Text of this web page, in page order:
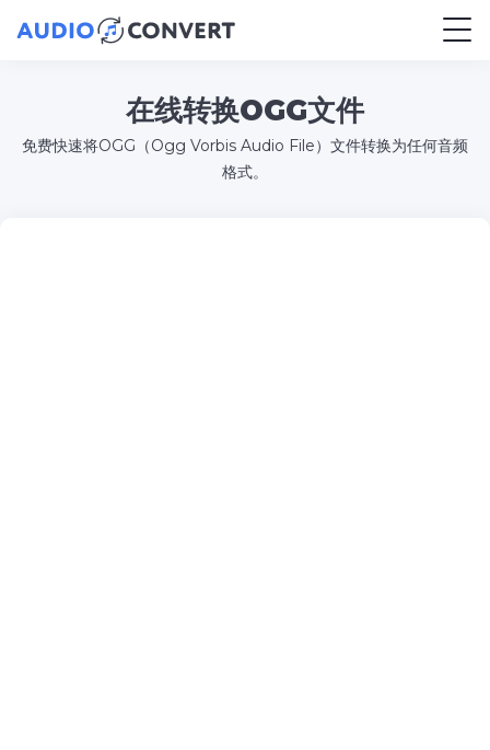
在线转换OGG文件
免费快速将OGG（Ogg Vorbis Audio File）文件转换为任何音频
格式。